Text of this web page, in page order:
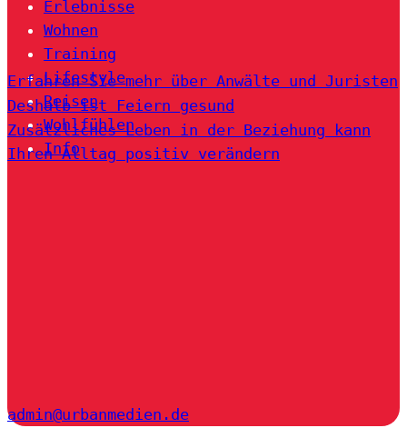
Erlebnisse
Wohnen
Training
Lifestyle
Reisen
Wohlfühlen
Info
Erfahren Sie mehr über Anwälte und Juristen
Deshalb ist Feiern gesund
Zusätzliches Leben in der Beziehung kann
Ihren Alltag positiv verändern
admin@urbanmedien.de